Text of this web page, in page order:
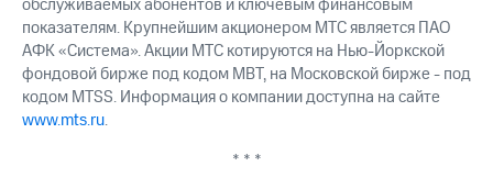
обслуживаемых абонентов и ключевым финансовым
показателям. Крупнейшим акционером МТС является ПАО
АФК «Система». Акции МТС котируются на Нью-Йоркской
фондовой бирже под кодом MBT, на Московской бирже - под
кодом MTSS. Информация о компании доступна на сайте
www.mts.ru.
* * *